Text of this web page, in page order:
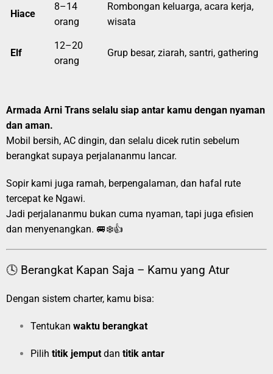
Hiace
8–14
orang
Rombongan keluarga, acara kerja,
wisata
Elf
12–20
orang
Grup besar, ziarah, santri, gathering
Armada Arni Trans selalu siap antar kamu dengan nyaman
dan aman.
Mobil bersih, AC dingin, dan selalu dicek rutin sebelum
berangkat supaya perjalananmu lancar.
Sopir kami juga ramah, berpengalaman, dan hafal rute
tercepat ke Ngawi.
Jadi perjalananmu bukan cuma nyaman, tapi juga efisien
dan menyenangkan. 🚐❄️👍
🕓 Berangkat Kapan Saja – Kamu yang Atur
Dengan sistem charter, kamu bisa:
Tentukan waktu berangkat
Pilih titik jemput dan titik antar